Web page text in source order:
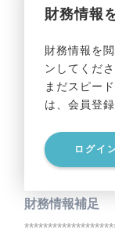
財務情報
財務情報を
ンしてくださ
まだスピー
は、会員登
ログイ
事業利益
貸借対照表（B/
事業資産
事業負債
財務情報補足